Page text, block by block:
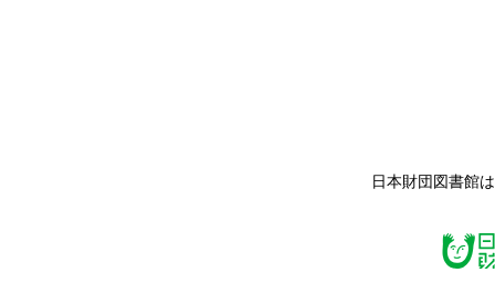
日本財団図書館